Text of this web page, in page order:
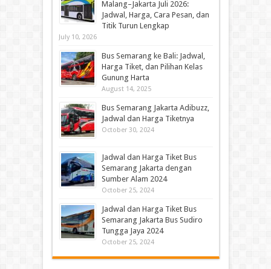
Malang–Jakarta Juli 2026:
Jadwal, Harga, Cara Pesan, dan
Titik Turun Lengkap
July 10, 2026
Bus Semarang ke Bali: Jadwal,
Harga Tiket, dan Pilihan Kelas
Gunung Harta
August 14, 2025
Bus Semarang Jakarta Adibuzz,
Jadwal dan Harga Tiketnya
October 30, 2024
Jadwal dan Harga Tiket Bus
Semarang Jakarta dengan
Sumber Alam 2024
October 25, 2024
Jadwal dan Harga Tiket Bus
Semarang Jakarta Bus Sudiro
Tungga Jaya 2024
October 25, 2024